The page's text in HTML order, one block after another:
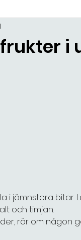
i
i jämnstora bitar.
och timjan.
rör om